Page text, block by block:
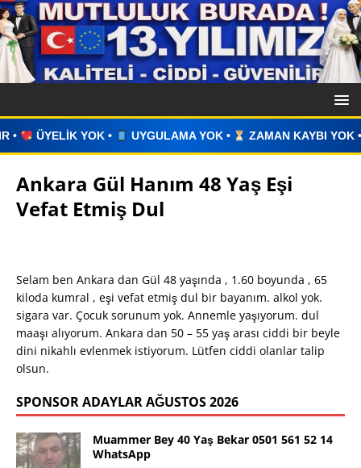
YOK • ZAMAN KAYBI YOK • İLAN VERİN •
Ankara Gül Hanım 48 Yaş Eşi
Vefat Etmiş Dul
Selam ben Ankara dan Gül 48 yaşında , 1.60 boyunda , 65
kiloda kumral , eşi vefat etmiş dul bir bayanım. alkol yok.
sigara var. Çocuk sorunum yok. Annemle yaşıyorum. dul
maaşı alıyorum. Ankara dan 50 – 55 yaş arası ciddi bir beyle
dini nikahlı evlenmek istiyorum. Lütfen ciddi olanlar talip
olsun.
SPONSOR ADAYLAR AĞUSTOS 2026
Muammer Bey 40 Yaş Bekar 0501 561 52 14
WhatsApp